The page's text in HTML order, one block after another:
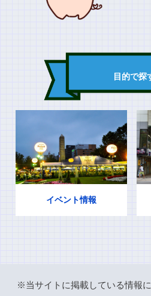
目的で探
イベント情報
※当サイトに掲載している情報